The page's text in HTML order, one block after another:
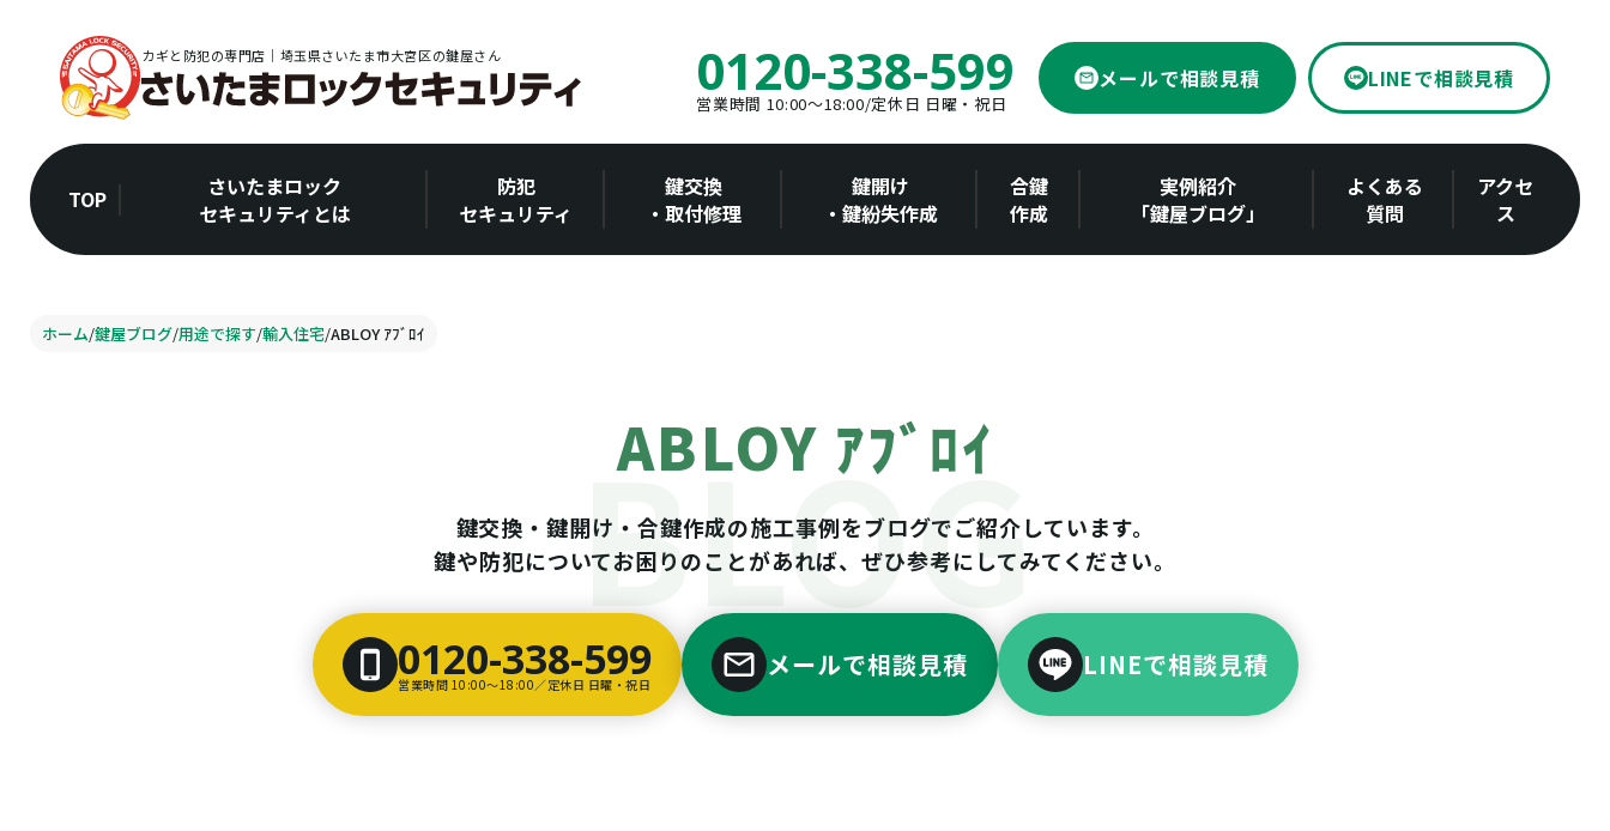
カギと防犯の専門店｜埼玉県さいたま市大宮区の鍵屋さん 0120-338-599
営業時間 10:00～18:00/定休日 日曜・祝日
メールで相談見積 LINEで相談見積
TOP
さいたまロック
セキュリティとは
防犯
セキュリティ
鍵交換
・取付修理
鍵開け
・鍵紛失作成
合鍵
作成
実例紹介
「鍵屋ブログ」
よくある
質問
アクセ
ス
ホーム/鍵屋ブログ/用途で探す/輸入住宅/ABLOY ｱﾌﾞﾛｲ
ABLOY ｱﾌﾞﾛｲ
鍵交換・鍵開け・合鍵作成の施工事例をブログでご紹介しています。
鍵や防犯についてお困りのことがあれば、ぜひ参考にしてみてください。
0120-338-599
営業時間 10:00〜18:00／定休日 日曜・祝日
メールで相談見積 LINEで相談見積